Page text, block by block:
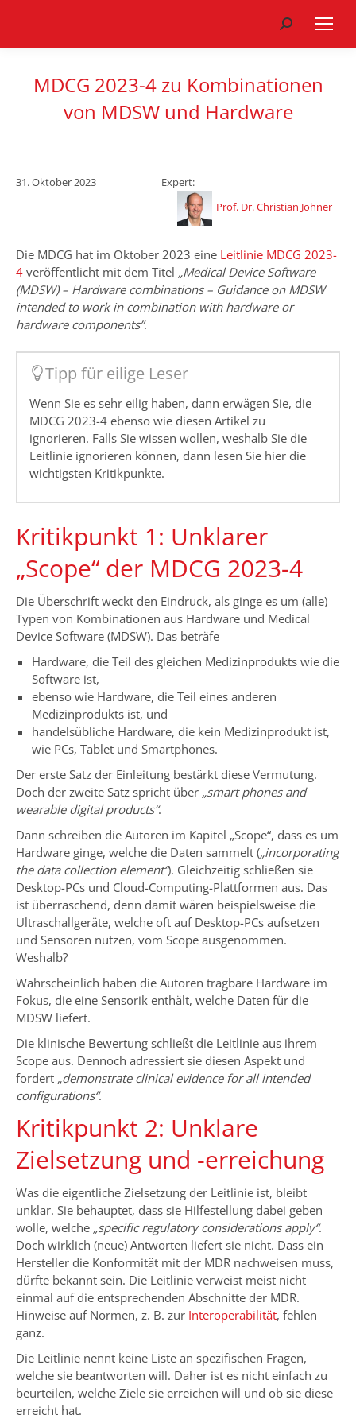
Search:
MDCG 2023-4 zu Kombinationen
von MDSW und Hardware
31. Oktober 2023
Expert:
Prof. Dr. Christian Johner
Die MDCG hat im Oktober 2023 eine Leitlinie MDCG 2023-
4 veröffentlicht mit dem Titel „Medical Device Software
(MDSW) – Hardware combinations – Guidance on MDSW
intended to work in combination with hardware or
hardware components”.
Tipp für eilige Leser
Wenn Sie es sehr eilig haben, dann erwägen Sie, die
MDCG 2023-4 ebenso wie diesen Artikel zu
ignorieren. Falls Sie wissen wollen, weshalb Sie die
Leitlinie ignorieren können, dann lesen Sie hier die
wichtigsten Kritikpunkte.
Kritikpunkt 1: Unklarer
„Scope“ der MDCG 2023-4
Die Überschrift weckt den Eindruck, als ginge es um (alle)
Typen von Kombinationen aus Hardware und Medical
Device Software (MDSW). Das beträfe
Hardware, die Teil des gleichen Medizinprodukts wie die
Software ist,
ebenso wie Hardware, die Teil eines anderen
Medizinprodukts ist, und
handelsübliche Hardware, die kein Medizinprodukt ist,
wie PCs, Tablet und Smartphones.
Der erste Satz der Einleitung bestärkt diese Vermutung.
Doch der zweite Satz spricht über „smart phones and
wearable digital products“.
Dann schreiben die Autoren im Kapitel „Scope“, dass es um
Hardware ginge, welche die Daten sammelt („incorporating
the data collection element“). Gleichzeitig schließen sie
Desktop-PCs und Cloud-Computing-Plattformen aus. Das
ist überraschend, denn damit wären beispielsweise die
Ultraschallgeräte, welche oft auf Desktop-PCs aufsetzen
und Sensoren nutzen, vom Scope ausgenommen.
Weshalb?
Wahrscheinlich haben die Autoren tragbare Hardware im
Fokus, die eine Sensorik enthält, welche Daten für die
MDSW liefert.
Die klinische Bewertung schließt die Leitlinie aus ihrem
Scope aus. Dennoch adressiert sie diesen Aspekt und
fordert „demonstrate clinical evidence for all intended
configurations“.
Kritikpunkt 2: Unklare
Zielsetzung und -erreichung
Was die eigentliche Zielsetzung der Leitlinie ist, bleibt
unklar. Sie behauptet, dass sie Hilfestellung dabei geben
wolle, welche „specific regulatory considerations apply“.
Doch wirklich (neue) Antworten liefert sie nicht. Dass ein
Hersteller die Konformität mit der MDR nachweisen muss,
dürfte bekannt sein. Die Leitlinie verweist meist nicht
einmal auf die entsprechenden Abschnitte der MDR.
Hinweise auf Normen, z. B. zur Interoperabilität, fehlen
ganz.
Die Leitlinie nennt keine Liste an spezifischen Fragen,
welche sie beantworten will. Daher ist es nicht einfach zu
beurteilen, welche Ziele sie erreichen will und ob sie diese
erreicht hat.